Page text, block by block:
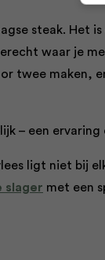
steak. Het
waar je
twee maken,
– een
ligt niet bij
slager met een